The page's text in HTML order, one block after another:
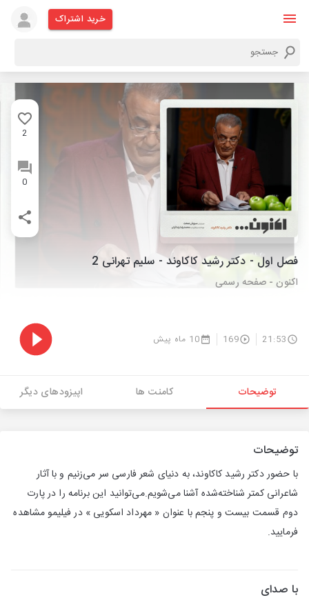
خرید اشتراک
2
0
فصل اول - دکتر رشید کاکاوند - سلیم تهرانی 2
اکنون - صفحه رسمی
21:53
169 10 ماه پیش
توضیحات کامنت ها اپیزودهای دیگر
توضیحات
با حضور دکتر رشید کاکاوند، به دنیای شعر فارسی سر می‌زنیم و با آثار
شاعرانی کمتر شناخته‌شده آشنا می‌شویم.می‌توانید این برنامه را در پارت
دوم قسمت بیست و پنجم با عنوان « مهرداد اسکویی » در فیلیمو مشاهده
فرمایید.
با صدای